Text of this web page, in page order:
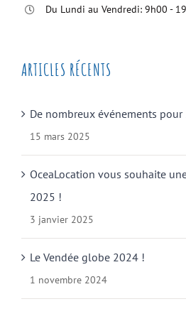
Du Lundi au Vendredi: 9h00 -
ARTICLES RÉCENTS
De nombreux événements
15 mars 2025
OceaLocation vous souhaite
2025 !
3 janvier 2025
Le Vendée globe 2024 !
1 novembre 2024